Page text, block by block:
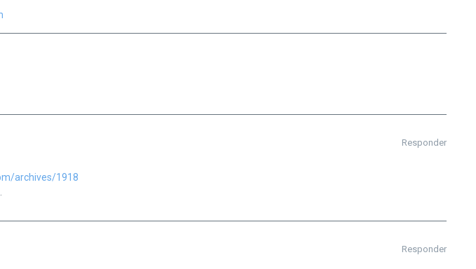
Responder
archives/1918
Responder